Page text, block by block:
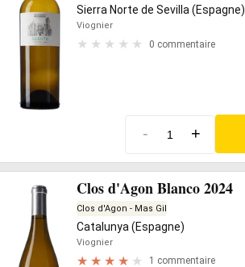
Sierra Norte de Sevilla (Espagne)
Viognier
0 commentaire
- +
Clos d'Agon Blanco 2024
Clos d'Agon - Mas Gil
Catalunya (Espagne)
Viognier
1 commentaire